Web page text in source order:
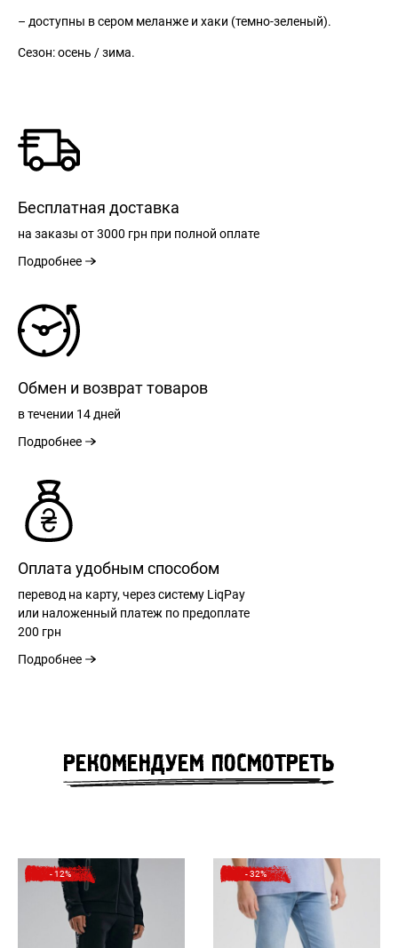
– доступны в сером меланже и хаки (темно-зеленый).
Сезон: осень / зима.
Бесплатная доставка
на заказы от 3000 грн при полной оплате
Подробнее
Обмен и возврат товаров
в течении 14 дней
Подробнее
Оплата удобным способом
перевод на карту, через систему LiqPay
или наложенный платеж по предоплате
200 грн
Подробнее
РЕКОМЕНДУЕМ ПОСМОТРЕТЬ
- 12% - 32%
ЗАБЫЛИ ПАРОЛЬ?
РАЗМЕР XL
ШИРИНА РЕМНЯ
43,50
46,50
49,50
СМ